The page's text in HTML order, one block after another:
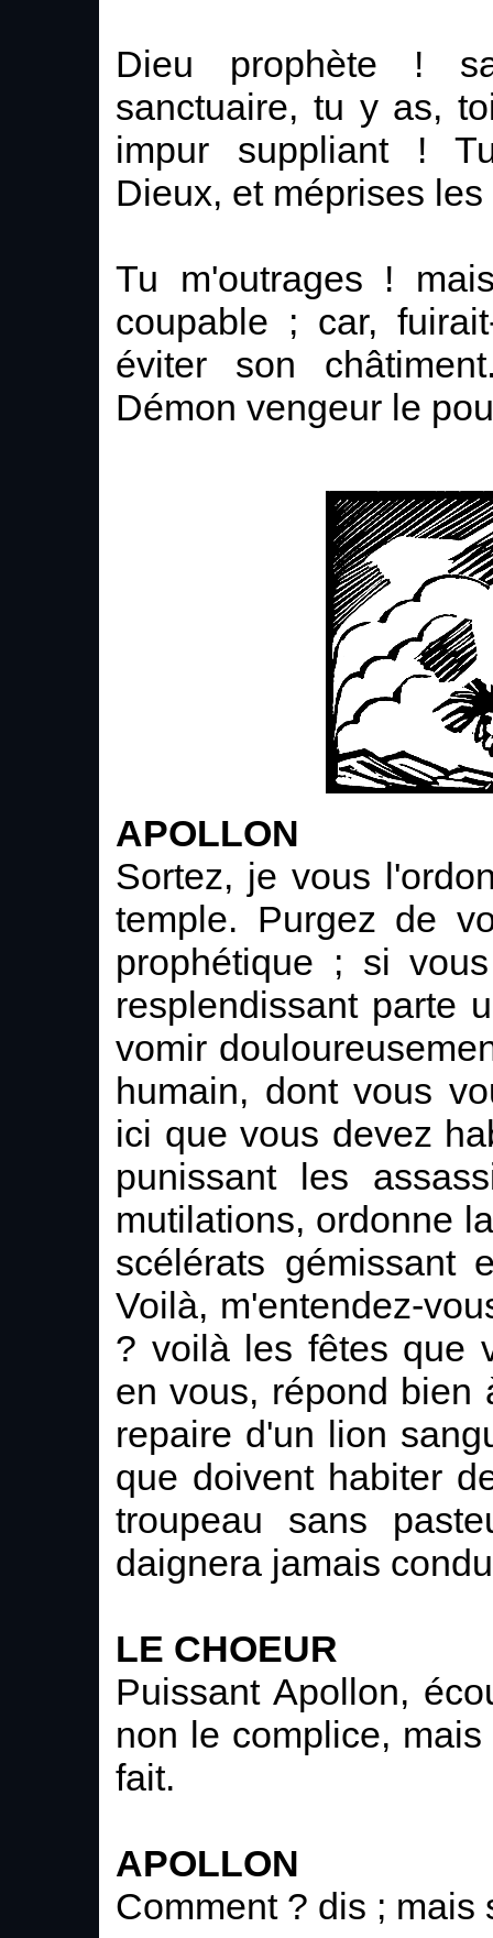
Dieu prophète !
sanctuaire, tu y as,
impur suppliant !
Dieux, et méprises
Tu m'outrages !
coupable ; car,
éviter son
Démon vengeur le
APOLLON
Sortez, je vous
temple. Purgez de
prophétique ; si
resplendissant parte
vomir
humain, dont vous
ici que vous devez
punissant les
mutilations, ordonne
scélérats gémissant
Voilà, m'entendez-
? voilà les fêtes que
en vous, répond bien
repaire d'un lion
que doivent habiter
troupeau sans
daignera jamais
LE CHOEUR
Puissant Apollon,
non le complice,
fait.
APOLLON
Comment ? dis ; mais